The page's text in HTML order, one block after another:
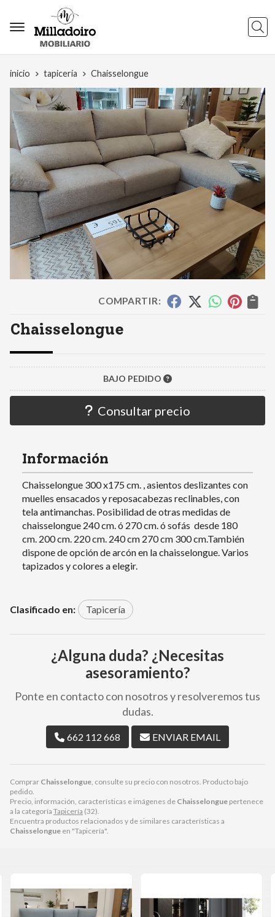
inicio tapicería Chaisselongue
COMPARTIR:
Chaisselongue
BAJO PEDIDO
Consultar precio
Comprar Chaisselongue , consulte su precio con nosotros. Producto bajo
pedido.
Precio, información, características e imágenes de Chaisselongue pertenece
a la categoría Tapicería (32).
Encuentra productos relacionados y de similares características a
Chaisselongue en "Tapicería".
Información
Chaisselongue 300 x175 cm. , asientos deslizantes con
muelles ensacados y reposacabezas reclinables, con
tela antimanchas. Posibilidad de otras medidas de
chaisselongue 240 cm. ó 270 cm. ó sofás desde 180
cm. 200 cm. 220 cm. 240 cm 270 cm 300 cm.También
dispone de opción de arcón en la chaisselongue. Varios
tapizados y colores a elegir.
Clasificado en: Tapicería
¿Alguna duda? ¿Necesitas
asesoramiento?
Ponte en contacto con nosotros y resolveremos tus
dudas.
662 112 668 ENVIAR EMAIL